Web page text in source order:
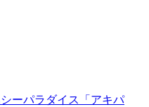
シーパラダイス「アキパ